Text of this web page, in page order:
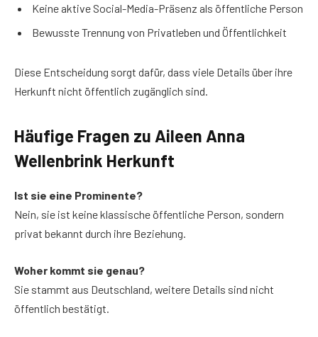
Keine aktive Social-Media-Präsenz als öffentliche Person
Bewusste Trennung von Privatleben und Öffentlichkeit
Diese Entscheidung sorgt dafür, dass viele Details über ihre
Herkunft nicht öffentlich zugänglich sind.
Häufige Fragen zu Aileen Anna
Wellenbrink Herkunft
Ist sie eine Prominente?
Nein, sie ist keine klassische öffentliche Person, sondern
privat bekannt durch ihre Beziehung.
Woher kommt sie genau?
Sie stammt aus Deutschland, weitere Details sind nicht
öffentlich bestätigt.